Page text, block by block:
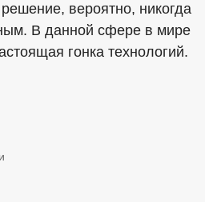
вероятно, никогда
В данной сфере в мире
гонка технологий.